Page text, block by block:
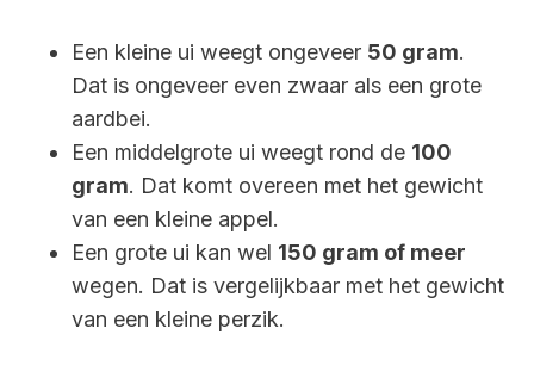
Een kleine ui weegt ongeveer 50 gram.
Dat is ongeveer even zwaar als een grote
aardbei.
Een middelgrote ui weegt rond de 100
gram. Dat komt overeen met het gewicht
van een kleine appel.
Een grote ui kan wel 150 gram of meer
wegen. Dat is vergelijkbaar met het gewicht
van een kleine perzik.